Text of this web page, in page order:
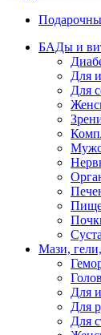
БАДы и
Для
Для
Мази,
Для
Для
Для